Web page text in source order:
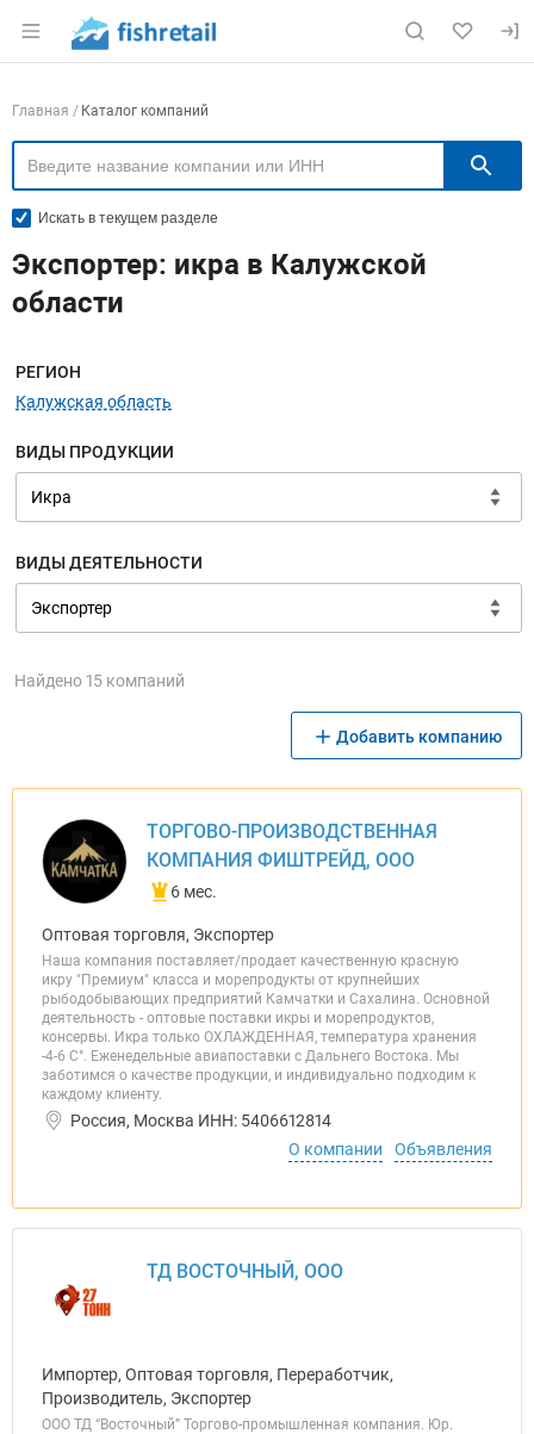
Раздел навигации по сайту fishretail.ru
Навигация по компаниям
Главная Каталог компаний
Искать в текущем разделе
Экспортер: икра в Калужской
области
Меню навигации
РЕГИОН
Калужская область
ВИДЫ ПРОДУКЦИИ
ВИДЫ ДЕЯТЕЛЬНОСТИ
Найдено 15 компаний
Добавить компанию
ТОРГОВО-ПРОИЗВОДСТВЕННАЯ
КОМПАНИЯ ФИШТРЕЙД, ООО
6 мес.
Оптовая торговля, Экспортер
Наша компания поставляет/продает качественную красную
икру "Премиум" класса и морепродукты от крупнейших
рыбодобывающих предприятий Камчатки и Сахалина. Основной
деятельность - оптовые поставки икры и морепродуктов,
консервы. Икра только ОХЛАЖДЕННАЯ, температура хранения
-4-6 С°. Еженедельные авиапоставки с Дальнего Востока. Мы
заботимся о качестве продукции, и индивидуально подходим к
каждому клиенту.
Россия, Москва ИНН: 5406612814
О компании
Объявления
ТД ВОСТОЧНЫЙ, ООО
Импортер, Оптовая торговля, Переработчик,
Производитель, Экспортер
ООО ТД “Восточный” Торгово-промышленная компания. Юр.